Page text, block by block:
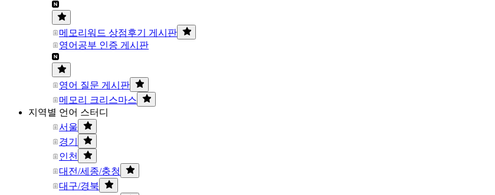
메모리워드 상점후기 게시판
영어공부 인증 게시판
영어 질문 게시판
메모리 크리스마스
지역별 언어 스터디
서울
경기
인천
대전/세종/충청
대구/경북